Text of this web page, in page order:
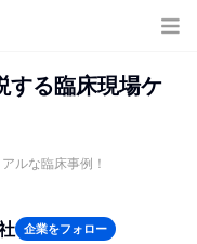
する臨床現場ケ
ルな臨床事例！
企業をフォロー